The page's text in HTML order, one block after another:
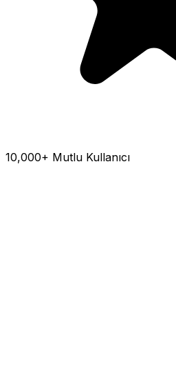
10,000+ Mutlu Kullanıcı